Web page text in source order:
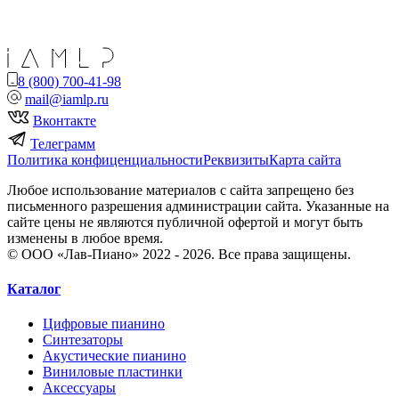
8 (800) 700-41-98
mail@iamlp.ru
Вконтакте
Телеграмм
Политика конфиценциальностиРеквизитыКарта сайта
Любое использование материалов с сайта запрещено без
письменного разрешения администрации сайта. Указанные на
сайте цены не являются публичной офертой и могут быть
изменены в любое время.
© ООО «Лав-Пиано» 2022 - 2026. Все права защищены.
Каталог
Цифровые пианино
Синтезаторы
Акустические пианино
Виниловые пластинки
Аксессуары